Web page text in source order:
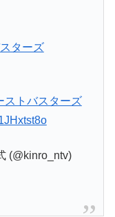
ターズ
ストバスターズ
(@kinro_ntv)